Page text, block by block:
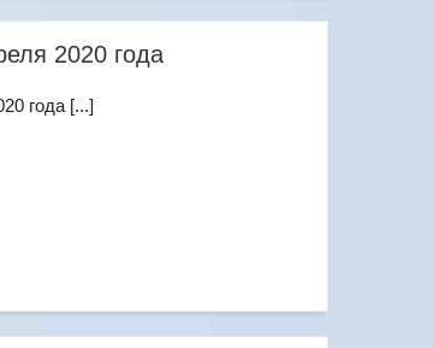
2020 года
года [...]